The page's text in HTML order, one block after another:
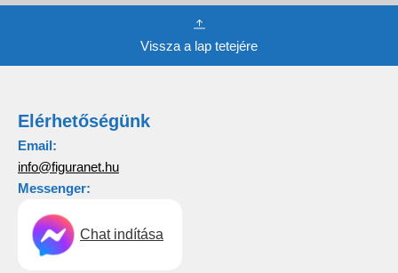
Vissza a lap tetejére
Elérhetőségünk
Email:
info@figuranet.hu
Messenger:
Chat indítása